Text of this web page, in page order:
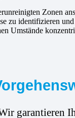
Zonen
zu identifizieren
Umstände
garantieren